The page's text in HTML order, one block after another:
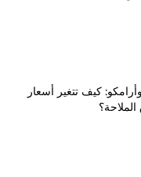
كيف تتغير أسعار
الملاحة؟